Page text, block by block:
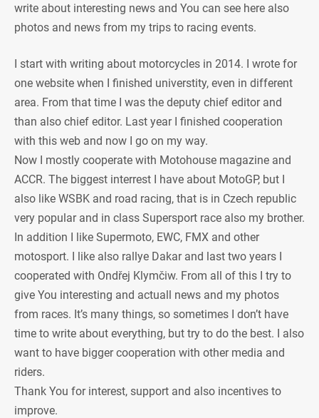
write about interesting news and You can see here also
photos and news from my trips to racing events.
I start with writing about motorcycles in 2014. I wrote for
one website when I finished universtity, even in different
area. From that time I was the deputy chief editor and
than also chief editor. Last year I finished cooperation
with this web and now I go on my way.
Now I mostly cooperate with Motohouse magazine and
ACCR. The biggest interrest I have about MotoGP, but I
also like WSBK and road racing, that is in Czech republic
very popular and in class Supersport race also my brother.
In addition I like Supermoto, EWC, FMX and other
motosport. I like also rallye Dakar and last two years I
cooperated with Ondřej Klymčiw. From all of this I try to
give You interesting and actuall news and my photos
from races. It’s many things, so sometimes I don’t have
time to write about everything, but try to do the best. I also
want to have bigger cooperation with other media and
riders.
Thank You for interest, support and also incentives to
improve.